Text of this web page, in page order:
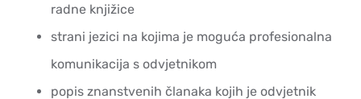
radne knjižice
strani jezici na kojima je moguća profesionalna
komunikacija s odvjetnikom
popis znanstvenih članaka kojih je odvjetnik